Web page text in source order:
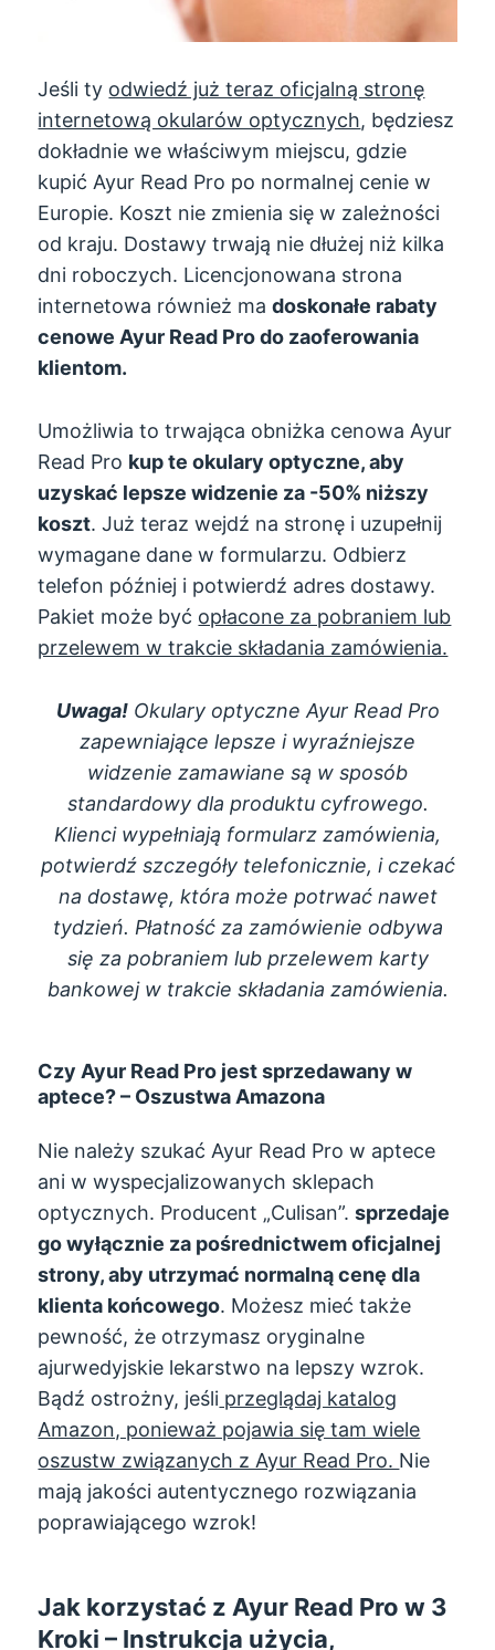
Jeśli ty odwiedź już teraz oficjalną stronę
internetową okularów optycznych, będziesz
dokładnie we właściwym miejscu, gdzie
kupić Ayur Read Pro po normalnej cenie w
Europie. Koszt nie zmienia się w zależności
od kraju. Dostawy trwają nie dłużej niż kilka
dni roboczych. Licencjonowana strona
internetowa również madoskonałe rabaty
cenowe Ayur Read Pro do zaoferowania
klientom.
Umożliwia to trwająca obniżka cenowa Ayur
Read Pro kup te okulary optyczne, aby
uzyskać lepsze widzenie za -50% niższy
koszt. Już teraz wejdź na stronę i uzupełnij
wymagane dane w formularzu. Odbierz
telefon później i potwierdź adres dostawy.
Pakiet może być opłacone za pobraniem lub
przelewem w trakcie składania zamówienia.
Uwaga!Okulary optyczne Ayur Read Pro
zapewniające lepsze i wyraźniejsze
widzenie zamawiane są w sposób
standardowy dla produktu cyfrowego.
Klienci wypełniają formularz zamówienia,
potwierdź szczegóły telefonicznie, i czekać
na dostawę, która może potrwać nawet
tydzień. Płatność za zamówienie odbywa
się za pobraniem lub przelewem karty
bankowej w trakcie składania zamówienia.
Czy Ayur Read Pro jest sprzedawany w
aptece? – Oszustwa Amazona
Nie należy szukać Ayur Read Pro w aptece
ani w wyspecjalizowanych sklepach
optycznych. Producent „Culisan”.sprzedaje
go wyłącznie za pośrednictwem oficjalnej
strony, aby utrzymać normalną cenę dla
klienta końcowego. Możesz mieć także
pewność, że otrzymasz oryginalne
ajurwedyjskie lekarstwo na lepszy wzrok.
Bądź ostrożny, jeśli przeglądaj katalog
Amazon, ponieważ pojawia się tam wiele
oszustw związanych z Ayur Read Pro. Nie
mają jakości autentycznego rozwiązania
poprawiającego wzrok!
Jak korzystać z Ayur Read Pro w 3
Kroki – Instrukcja użycia,